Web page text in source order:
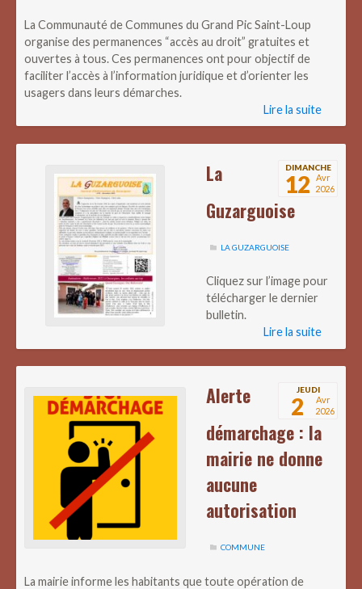
La Communauté de Communes du Grand Pic Saint-Loup
organise des permanences “accès au droit” gratuites et
ouvertes à tous. Ces permanences ont pour objectif de
faciliter l’accès à l’information juridique et d’orienter les
usagers dans leurs démarches.
Lire la suite
DIMANCHE
12
Avr
2026
La
Guzarguoise
LA GUZARGUOISE
Cliquez sur l’image pour
télécharger le dernier
bulletin.
Lire la suite
JEUDI
2
Avr
2026
Alerte
démarchage : la
mairie ne donne
aucune
autorisation
COMMUNE
La mairie informe les habitants que toute opération de